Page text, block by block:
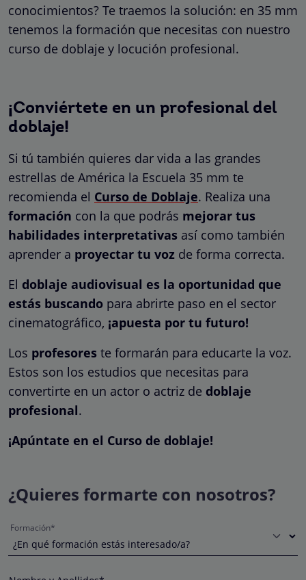
conocimientos? Te traemos la solución: en 35 mm
tenemos la formación que necesitas con nuestro
curso de doblaje y locución profesional.
¡Conviértete en un profesional del
doblaje!
Si tú también quieres dar vida a las grandes
estrellas de América la Escuela 35 mm te
recomienda el Curso de Doblaje. Realiza una
formación con la que podrás mejorar tus
habilidades interpretativas así como también
aprender a proyectar tu voz de forma correcta.
El doblaje audiovisual es la oportunidad que
estás buscando para abrirte paso en el sector
cinematográfico, ¡apuesta por tu futuro!
Los profesores te formarán para educarte la voz.
Estos son los estudios que necesitas para
convertirte en un actor o actriz de doblaje
profesional.
¡Apúntate en el Curso de doblaje!
¿Quieres formarte con nosotros?
Formación*